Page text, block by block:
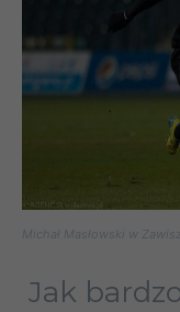
Michał Masłowski w
Jak